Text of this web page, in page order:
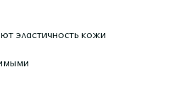
эластичность кожи